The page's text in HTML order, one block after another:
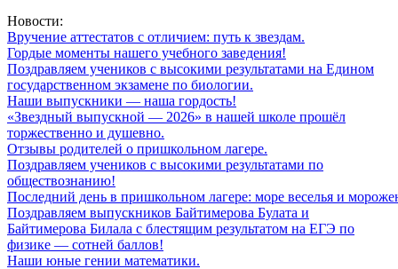
Новости:
Вручение аттестатов с отличием: путь к звездам.
Гордые моменты нашего учебного заведения!
Поздравляем учеников с высокими результатами на Едином
государственном экзамене по биологии.
Наши выпускники — наша гордость!
«Звездный выпускной — 2026» в нашей школе прошёл
торжественно и душевно.
Отзывы родителей о пришкольном лагере.
Поздравляем учеников с высокими результатами по
обществознанию!
Последний день в пришкольном лагере: море веселья и
Поздравляем выпускников Байтимерова Булата и
Байтимерова Билала с блестящим результатом на ЕГЭ по
физике — сотней баллов!
Наши юные гении математики.